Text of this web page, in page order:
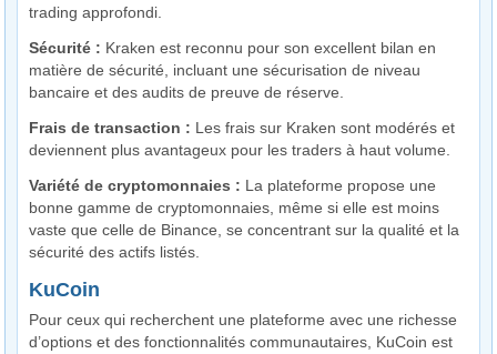
trading approfondi.
Sécurité : Kraken est reconnu pour son excellent bilan en
matière de sécurité, incluant une sécurisation de niveau
bancaire et des audits de preuve de réserve.
Frais de transaction : Les frais sur Kraken sont modérés et
deviennent plus avantageux pour les traders à haut volume.
Variété de cryptomonnaies : La plateforme propose une
bonne gamme de cryptomonnaies, même si elle est moins
vaste que celle de Binance, se concentrant sur la qualité et la
sécurité des actifs listés.
KuCoin
Pour ceux qui recherchent une plateforme avec une richesse
d’options et des fonctionnalités communautaires, KuCoin est